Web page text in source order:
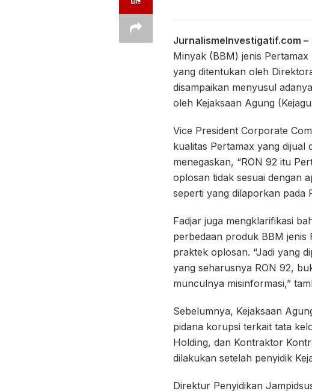
JurnalismeInvestigatif.com –
Minyak (BBM) jenis
yang ditentukan oleh
disampaikan menyusul
oleh Kejaksaan Agung
Vice President Corporate
kualitas Pertamax yang dijual
menegaskan, “RON 92 itu
oplosan tidak sesuai dengan
seperti yang dilaporkan pada
Fadjar juga mengklarifikasi
perbedaan produk BBM jenis
praktek oplosan. “Jadi yang
yang seharusnya RON 92,
munculnya misinformasi,”
Sebelumnya, Kejaksaan
pidana korupsi terkait tata
Holding, dan Kontraktor
dilakukan setelah penyidik
Direktur Penyidikan